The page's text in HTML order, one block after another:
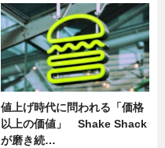
値上げ時代に問われる「価格
以上の価値」 Shake Shack
が磨き続…